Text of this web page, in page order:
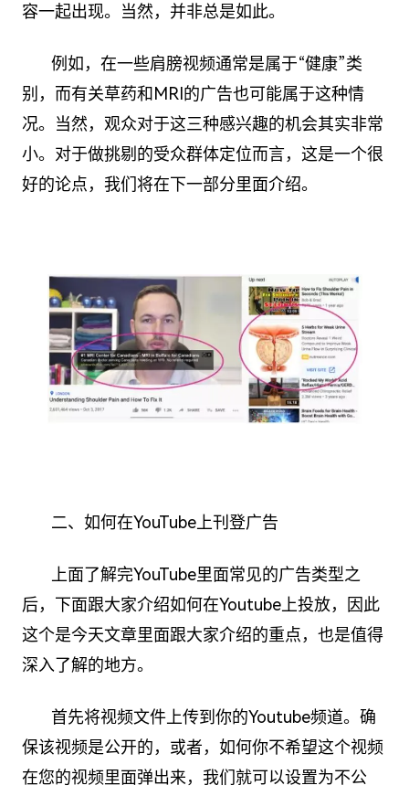
容一起出现。当然，并非总是如此。
例如，在一些肩膀视频通常是属于“健康”类
别，而有关草药和MRI的广告也可能属于这种情
况。当然，观众对于这三种感兴趣的机会其实非常
小。对于做挑剔的受众群体定位而言，这是一个很
好的论点，我们将在下一部分里面介绍。
二、如何在YouTube上刊登广告
上面了解完YouTube里面常见的广告类型之
后，下面跟大家介绍如何在Youtube上投放，因此
这个是今天文章里面跟大家介绍的重点，也是值得
深入了解的地方。
首先将视频文件上传到你的Youtube频道。确
保该视频是公开的，或者，如何你不希望这个视频
在您的视频里面弹出来，我们就可以设置为不公